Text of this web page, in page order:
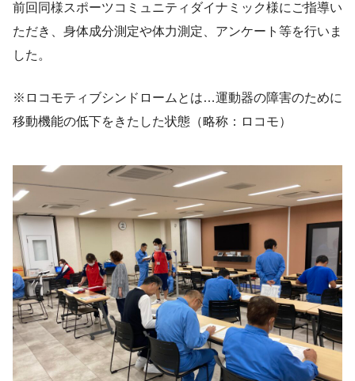
前回同様スポーツコミュニティダイナミック様にご指導い
ただき、身体成分測定や体力測定、アンケート等を行いま
した。
※ロコモティブシンドロームとは…運動器の障害のために
移動機能の低下をきたした状態（略称：ロコモ）